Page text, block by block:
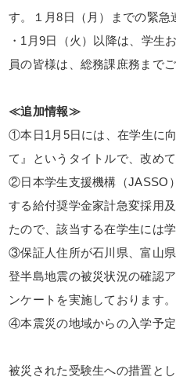
す。１月8日（月）までの緊急
・1月9日（火）以降は、学生
員の皆様は、総務課庶務まで
≪追加情報≫
①本日1月5日には、在学生に
て』というタイトルで、改め
②日本学生支援機構（JASSO
する給付奨学金家計急変採用
たので、該当する在学生には
③保証人住所が石川県、富山
登半島地震の被災状況の確認
ンケートを実施しております。
④本震災の地域からの入学予
被災された受験生への措置と